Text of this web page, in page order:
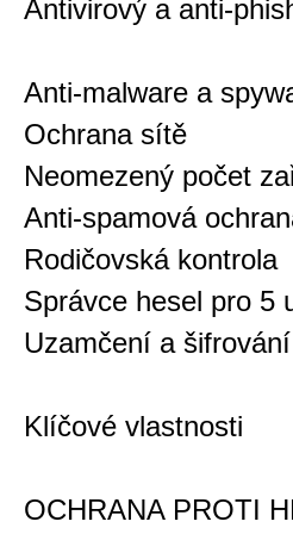
Antivirový a anti-
Anti-malware a
Ochrana sítě
Neomezený počet
Anti-spamová
Rodičovská kontrola
Správce hesel pro 5
Uzamčení a
Klíčové vlastnosti
OCHRANA PROTI